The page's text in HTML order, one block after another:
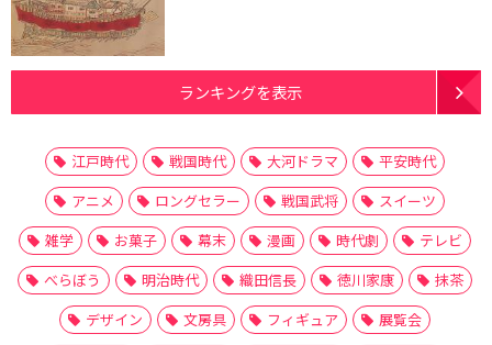
ランキングを表示
江戸時代 戦国時代 大河ドラマ
平安時代
アニメ
ロングセラー 戦国武将
スイーツ
雑学
お菓子 幕末 漫画 時代劇
テレビ
べらぼう
明治時代 織田信長 徳川家康
抹茶
デザイン
文房具 フィギュア
展覧会